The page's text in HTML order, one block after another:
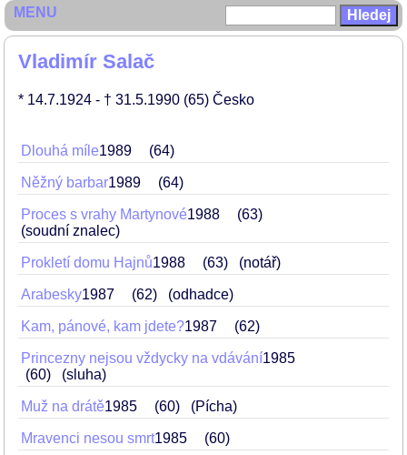
Vladimír Salač
* 14.7.1924 - † 31.5.1990 (65) Česko
Dlouhá míle1989 64
Něžný barbar1989 64
Proces s vrahy Martynové1988
63
(soudní znalec)
Prokletí domu Hajnů1988 63 (notář)
Arabesky1987 62 (odhadce)
Kam, pánové, kam jdete?1987 62
Princezny nejsou vždycky na vdávání1985
60
(sluha)
Muž na drátě1985 60 (Pícha)
Mravenci nesou smrt1985 60
MENU